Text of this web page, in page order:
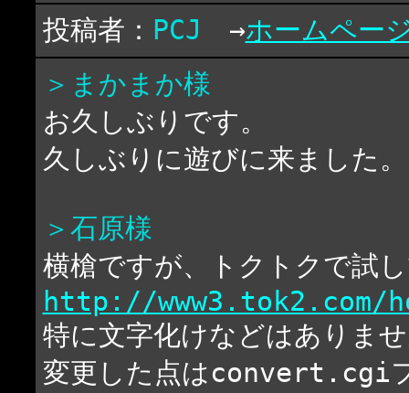
投稿者： PCJ →ホームペー
＞まかまか様
お久しぶりです。
久しぶりに遊びに来ました。
＞石原様
横槍ですが、トクトクで試
http://www3.tok2.com/
特に文字化けなどはありま
変更した点はconvert.cgi